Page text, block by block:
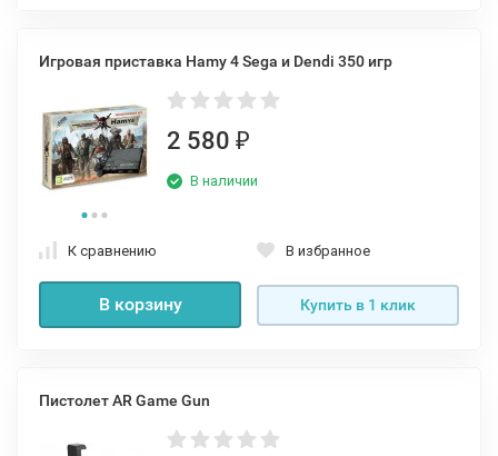
Игровая приставка Hamy 4 Sega и Dendi 350 игр
2 580 ₽
В наличии
К сравнению В избранное
В корзину Купить в 1 клик
Пистолет AR Game Gun